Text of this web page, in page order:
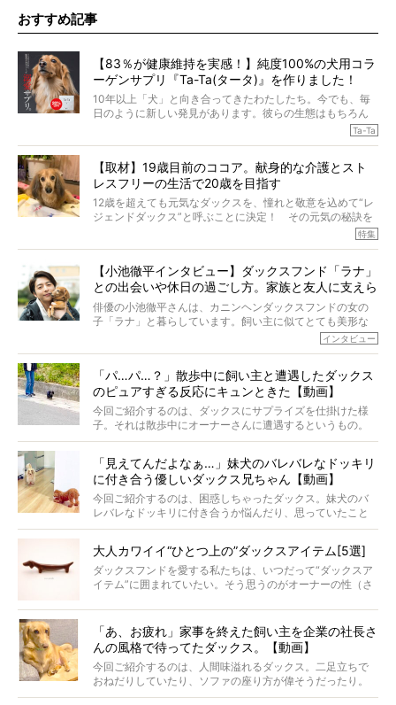
おすすめ記事
【83％が健康維持を実感！】純度100%の犬用コラ
ーゲンサプリ『Ta-Ta(タータ)』を作りました！
10年以上「犬」と向き合ってきたわたしたち。今でも、毎
日のように新しい発見があります。彼らの生態はもちろん
のこと、「食事」に関することも同じです。昔の犬は25年
も生きたといわれていますが、長生きの秘訣はバランスの
代の犬の食事は“ある重要な栄養”が不足しがちになっている
というのです。
それを効率よくおぎなってくれるのが、コラーゲン！ そ
こでわたしたちは、純度100%の犬用コラーゲンサプリ
『Ta-Ta(タータ)』を作りました！
愛犬家の83％が「健康維持を実感した」と評判のTa-Ta(タ
ータ)。健康維持をめざす、すべてのダックスたちに、どう
か届きますように。
Ta-Ta
【取材】19歳目前のココア。献身的な介護とスト
レスフリーの生活で20歳を目指す
12歳を超えても元気なダックスを、憧れと敬意を込めて“レ
ジェンドダックス”と呼ぶことに決定！ その元気の秘訣を
オーナーさんに伺うのが、特集『レジェンドダックスの肖
く」というオーナーさんのポリシーのもと、甘やかさずに
育てられ、18歳になるまで定期検査すらしたことがなかっ
たというココアくん。果たしてその長生きの秘訣とは。
特集
【小池徹平インタビュー】ダックスフンド「ラナ」
との出会いや休日の過ごし方。家族と友人に支えら
れてー
俳優の小池徹平さんは、カニンヘンダックスフンドの女の
子「ラナ」と暮らしています。飼い主に似てとても美形な
ラナは、現在８才。小池さんのインスタグラムでは、ラナ
と顔を寄せ合う写真も投稿されていて、ファンからは「ラ
ケメンから愛されているラナは、去年の誕生日に小池さん
からプレゼントしてもらったハーネスをつけて撮影に参加
してくれました。
インタビュー
「パ…パ…？」散歩中に飼い主と遭遇したダックス
のピュアすぎる反応にキュンときた【動画】
今回ご紹介するのは、ダックスにサプライズを仕掛けた様
子。それは散歩中にオーナーさんに遭遇するというもの。
戸惑って歩きを止めたり、すぐに気付いて追いかけたり、
「見えてんだよなぁ…」妹犬のバレバレなドッキリ
に付き合う優しいダックス兄ちゃん【動画】
今回ご紹介するのは、困惑しちゃったダックス。妹犬のバ
レバレなドッキリに付き合うか悩んだり、思っていたこと
と違う事態に陥ったり。そんなお悩み全開なダックスの様
大人カワイイ“ひとつ上の”ダックスアイテム[5選]
ダックスフンドを愛する私たちは、いつだって“ダックスア
イテム”に囲まれていたい。そう思うのがオーナーの性（さ
ムをご紹介。
「あ、お疲れ」家事を終えた飼い主を企業の社長さ
んの風格で待ってたダックス。【動画】
今回ご紹介するのは、人間味溢れるダックス。二足立ちで
おねだりしていたり、ソファの座り方が偉そうだったり。
今にも言葉を発しそうなダックスの姿は、もう人間にしか